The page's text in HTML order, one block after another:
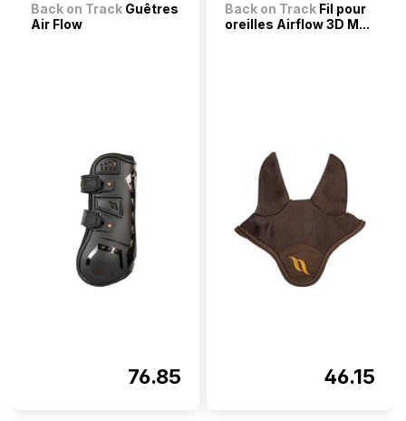
Back on Track Guêtres
Air Flow
76.85
Back on Track Fil pour
oreilles Airflow 3D M...
46.15